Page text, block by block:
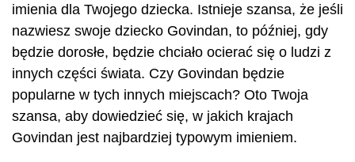
imienia dla Twojego dziecka. Istnieje szansa, że jeśli
nazwiesz swoje dziecko Govindan, to później, gdy
będzie dorosłe, będzie chciało ocierać się o ludzi z
innych części świata. Czy Govindan będzie
popularne w tych innych miejscach? Oto Twoja
szansa, aby dowiedzieć się, w jakich krajach
Govindan jest najbardziej typowym imieniem.